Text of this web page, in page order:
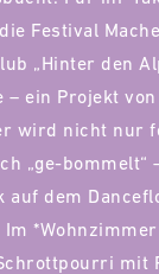
Festival
„Hinter den
– ein Projekt
wird nicht nur
„ge-bommelt“
dem
mit